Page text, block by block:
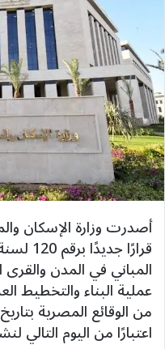
أصدرت وزارة الإسكان
المباني في المدن
اعتبارًا من اليوم التالي